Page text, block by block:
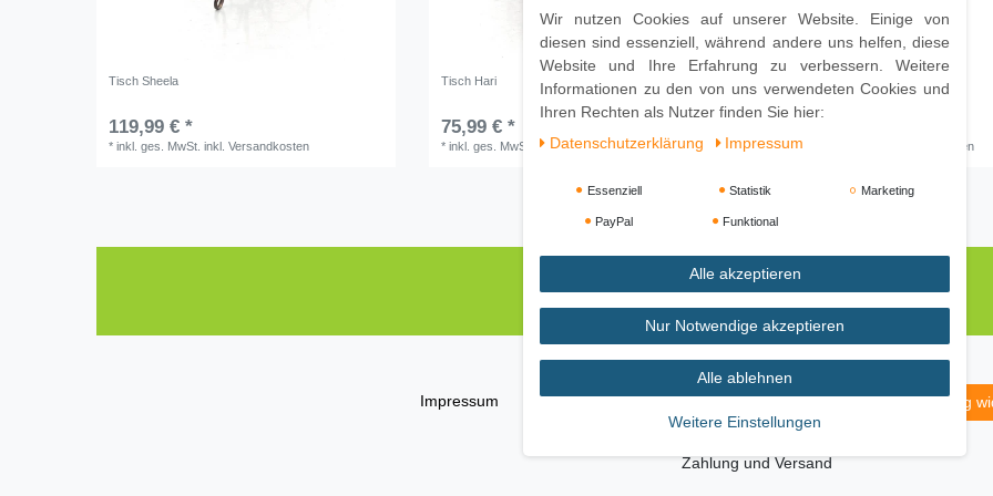
Tisch Sheela
119,99 € *
*inkl. ges. MwSt. inkl.Versandkosten
Tisch Hari
75,99 € *
*inkl. ges. MwSt. inkl.Versandkosten
Tisch Indra
*inkl. ges. MwSt. Versandkosten
Impressum Daten­schutz­erklärung AGB Widerrufs­recht Vertrag
Zahlung und Versand
Wir nutzen Cookies auf unserer Website. Einige von
diesen sind essenziell, während andere uns helfen, diese
Website und Ihre Erfahrung zu verbessern. Weitere
Informationen zu den von uns verwendeten Cookies und
Ihren Rechten als Nutzer finden Sie hier:
Daten­schutz­erklärung
Impressum
Essenziell Statistik Marketing
PayPal Funktional
Alle akzeptieren
Nur Notwendige akzeptieren
Alle ablehnen
Weitere Einstellungen